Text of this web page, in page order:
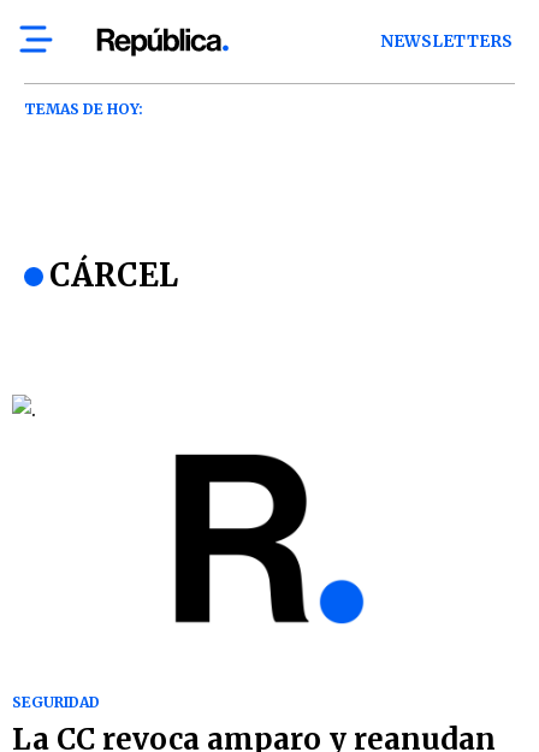
NEWSLETTERS
TEMAS DE HOY:
CÁRCEL
SEGURIDAD
La CC revoca amparo y reanudan